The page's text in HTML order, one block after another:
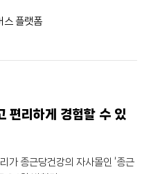
플랫폼
편리하게 경험할 수 있
가 종근당건강의 자사몰인 ‘종근